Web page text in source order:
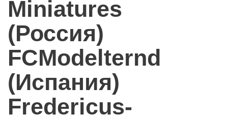
Miniatures
(Россия)
FCModelternd
(Испания)
Fredericus-